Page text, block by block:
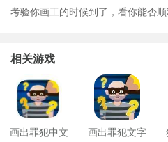
考验你画工的时候到了，看你能否顺
相关游戏
画出罪犯中文 画出罪犯文字